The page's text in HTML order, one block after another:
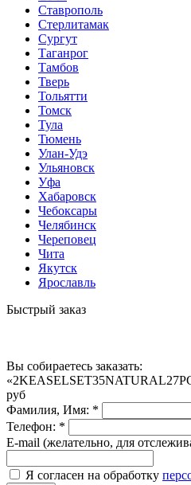
Ставрополь
Стерлитамак
Сургут
Таганрог
Тамбов
Тверь
Тольятти
Томск
Тула
Тюмень
Улан-Удэ
Ульяновск
Уфа
Хабаровск
Чебоксары
Челябинск
Череповец
Чита
Якутск
Ярославль
Быстрый заказ
Вы собираетесь заказать:
руб
Фамилия, Имя: *
Телефон: *
E-mail (желательно, для
Я согласен на обработку